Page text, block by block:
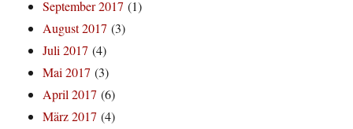
September 2017 (1)
August 2017 (3)
Juli 2017 (4)
Mai 2017 (3)
April 2017 (6)
März 2017 (4)